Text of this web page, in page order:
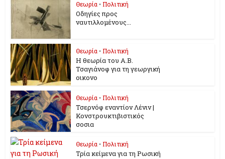
Θεωρία • Πολιτική
Οδηγίες προς
ναυτιλλομένους...
Θεωρία • Πολιτική
Η θεωρία του Α.Β.
Τσαγιάνοφ για τη γεωργική
οικονο
Θεωρία • Πολιτική
Τσερνόφ εναντίον Λένιν |
Κονστρουκτιβιστικός
σοσια
Θεωρία • Πολιτική
Τρία κείμενα για τη Ρωσική